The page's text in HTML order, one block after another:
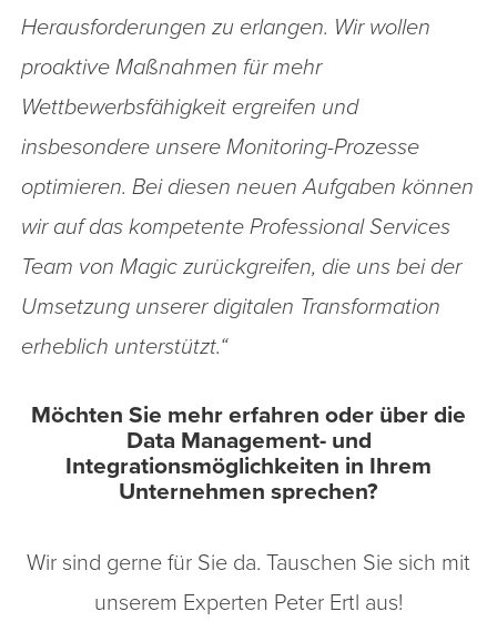
Herausforderungen zu erlangen. Wir wollen
proaktive Maßnahmen für mehr
Wettbewerbsfähigkeit ergreifen und
insbesondere unsere Monitoring-Prozesse
optimieren. Bei diesen neuen Aufgaben können
wir auf das kompetente Professional Services
Team von Magic zurückgreifen, die uns bei der
Umsetzung unserer digitalen Transformation
erheblich unterstützt.“
Möchten Sie mehr erfahren oder über die
Data Management- und
Integrationsmöglichkeiten in Ihrem
Unternehmen sprechen?
Wir sind gerne für Sie da. Tauschen Sie sich mit
unserem Experten Peter Ertl aus!